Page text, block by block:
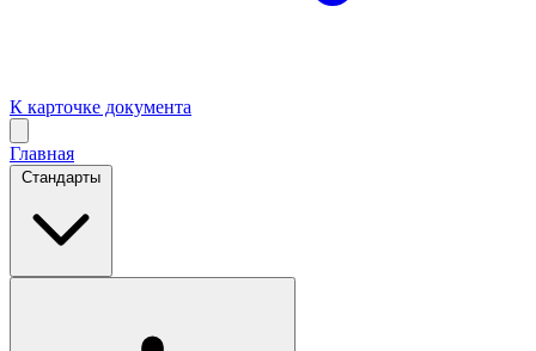
К карточке документа
Главная
Стандарты